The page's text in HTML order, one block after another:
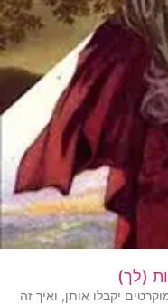
יקבלו אותן, ואיך זה